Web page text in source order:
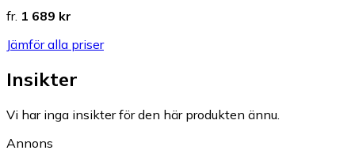
fr. 1 689 kr
Jämför alla priser
Insikter
Vi har inga insikter för den här produkten ännu.
Annons